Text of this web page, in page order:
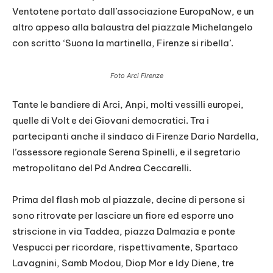
Ventotene portato dall’associazione EuropaNow, e un
altro appeso alla balaustra del piazzale Michelangelo
con scritto ‘Suona la martinella, Firenze si ribella’.
Foto Arci Firenze
Tante le bandiere di Arci, Anpi, molti vessilli europei,
quelle di Volt e dei Giovani democratici. Tra i
partecipanti anche il sindaco di Firenze Dario Nardella,
l’assessore regionale Serena Spinelli, e il segretario
metropolitano del Pd Andrea Ceccarelli.
Prima del flash mob al piazzale, decine di persone si
sono ritrovate per lasciare un fiore ed esporre uno
striscione in via Taddea, piazza Dalmazia e ponte
Vespucci per ricordare, rispettivamente, Spartaco
Lavagnini, Samb Modou, Diop Mor e Idy Diene, tre